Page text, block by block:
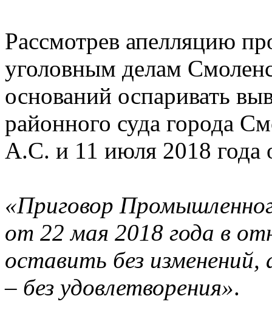
Рассмотрев апелляцию
уголовным делам
оснований оспаривать
районного суда города
А.С. и 11 июля 2018 года
«Приговор
от 22 мая 2018 года в
оставить без изменений,
– без удовлетворения».